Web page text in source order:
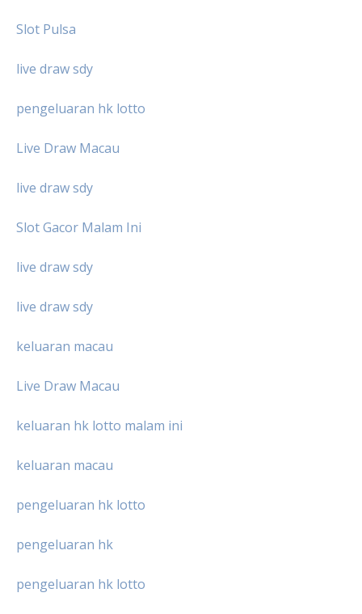
Slot Pulsa
live draw sdy
pengeluaran hk lotto
Live Draw Macau
live draw sdy
Slot Gacor Malam Ini
live draw sdy
live draw sdy
keluaran macau
Live Draw Macau
keluaran hk lotto malam ini
keluaran macau
pengeluaran hk lotto
pengeluaran hk
pengeluaran hk lotto